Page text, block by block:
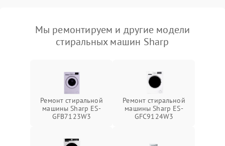
Мы ремонтируем и другие модели
стиральных машин Sharp
Ремонт стиральной
машины Sharp ES-
GFB7123W3
Ремонт стиральной
машины Sharp ES-
GFC9124W3